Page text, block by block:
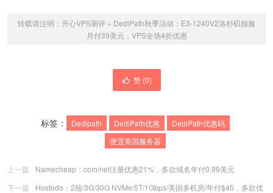
转载请注明： 开心VPS测评 » DediPath秋季活动：E3-1240V2洛杉矶独服
月付39美元，VPS全场4折优惠
赞 (0)
标签： Dedipath DediPath优惠
DediPath优惠码
便宜美国服务器
上一篇
Namecheap：com/net注册优惠21%，多款域名年付0.99美元
下一篇
Hostodo：2核/3G/30G NVMe/5T/1Gbps/美国多机房/年付$45，多款优